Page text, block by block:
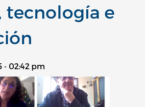
tecnología e
- 02:42 pm